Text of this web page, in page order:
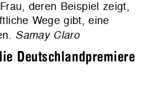
deren Beispiel zeigt,
Wege gibt, eine
Samay Claro
Deutschlandpremiere